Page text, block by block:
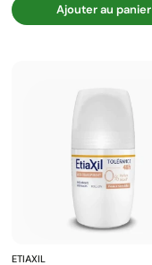
Ajouter au panier
ETIAXIL